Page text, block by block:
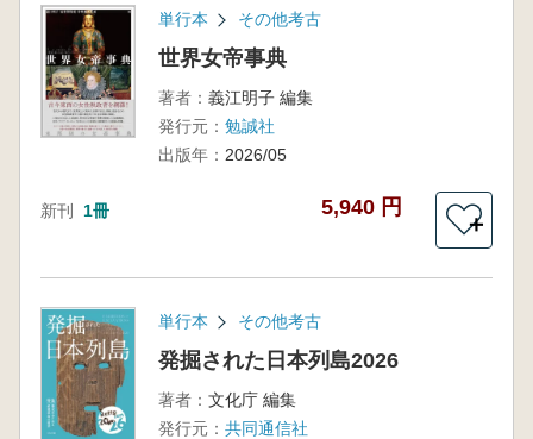
単行本 その他考古
世界女帝事典
著者： 義江明子 編集
発行元： 勉誠社
出版年： 2026/05
新刊 1冊 5,940 円
＋
単行本 その他考古
発掘された日本列島2026
著者： 文化庁 編集
発行元： 共同通信社